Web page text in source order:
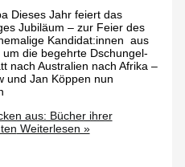
Dieses Jahr feiert das
Jubiläum – zur Feier des
Kandidat:innen aus
die begehrte Dschungel-
nach Australien nach Afrika –
und Jan Köppen nun
aus: Bücher ihrer
Weiterlesen »